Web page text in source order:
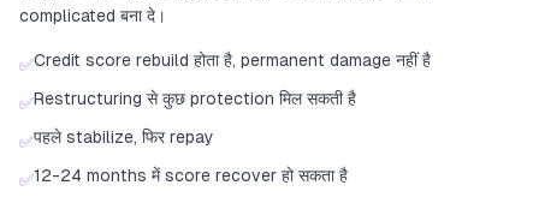
complicated बना दे।
✅Credit score rebuild होता है, permanent damage नहीं है
✅Restructuring से कुछ protection मिल सकती है
✅पहले stabilize, फिर repay
✅12-24 months में score recover हो सकता है